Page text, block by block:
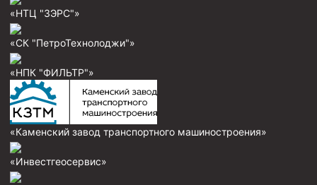
Оборудование для трубопроводов и манифольдов
высокого давления
Задвижки буровые
Буровые насосы
Противовыбросовое оборудование
Системы верхнего привода (СВП)
Элеваторы трубные
Буровые установки
«НТЦ "ЗЭРС"»
«СК "ПетроТехнолоджи"»
«НПК "ФИЛЬТР"»
«Каменский завод транспортного машиностроения»
«Инвестгеосервис»